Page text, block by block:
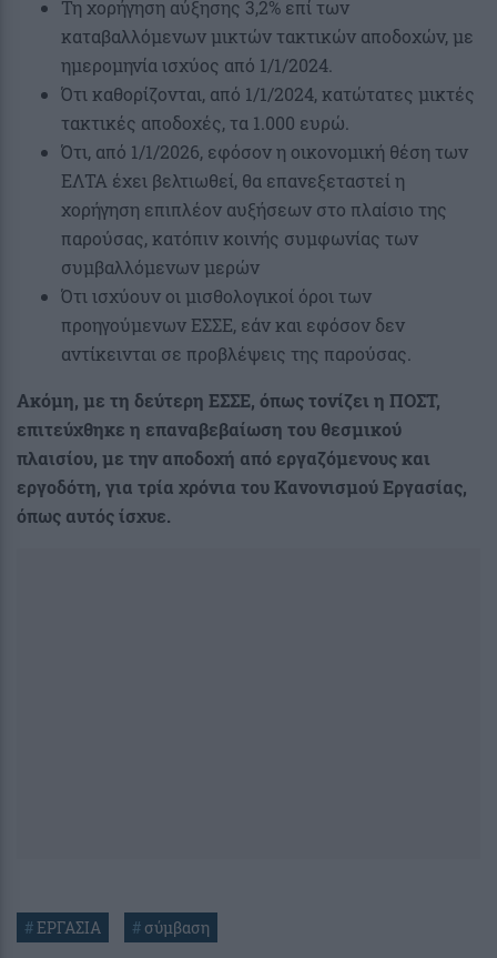
Τη χορήγηση αύξησης 3,2% επί των
καταβαλλόμενων μικτών τακτικών αποδοχών, με
ημερομηνία ισχύος από 1/1/2024.
Ότι καθορίζονται, από 1/1/2024, κατώτατες μικτές
τακτικές αποδοχές, τα 1.000 ευρώ.
Ότι, από 1/1/2026, εφόσον η οικονομική θέση των
ΕΛΤΑ έχει βελτιωθεί, θα επανεξεταστεί η
χορήγηση επιπλέον αυξήσεων στο πλαίσιο της
παρούσας, κατόπιν κοινής συμφωνίας των
συμβαλλόμενων μερών
Ότι ισχύουν οι μισθολογικοί όροι των
προηγούμενων ΕΣΣΕ, εάν και εφόσον δεν
αντίκεινται σε προβλέψεις της παρούσας.
Ακόμη, με τη δεύτερη ΕΣΣΕ, όπως τονίζει η ΠΟΣΤ,
επιτεύχθηκε η επαναβεβαίωση του θεσμικού
πλαισίου, με την αποδοχή από εργαζόμενους και
εργοδότη, για τρία χρόνια του Κανονισμού Εργασίας,
όπως αυτός ίσχυε.
#ΕΡΓΑΣΙΑ # σύμβαση